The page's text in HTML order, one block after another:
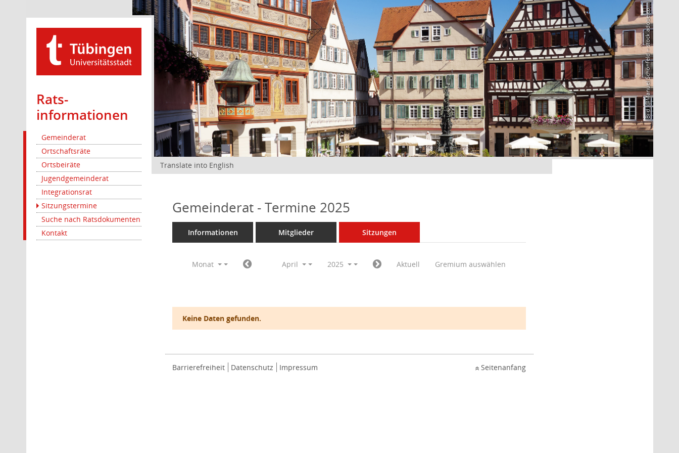
Rats­
informationen
Gemeinderat
Ortschaftsräte
Ortsbeiräte
Jugendgemeinderat
Integrationsrat
Sitzungstermine
Suche nach Ratsdokumenten
Kontakt
Bild: @Manuel Schönfeld – stock.adobe.com
Translate into English
Gemeinderat - Termine 2025
Informationen Mitglieder Sitzungen
Monat April 2025 Aktuell Gremium auswählen
Keine Daten gefunden.
Barrierefreiheit Datenschutz Impressum Seitenanfang